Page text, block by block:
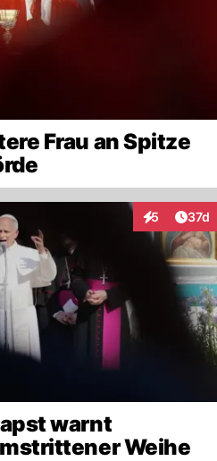
Frau an Spitze
5
Interaktionen
37d
warnt
Weihe